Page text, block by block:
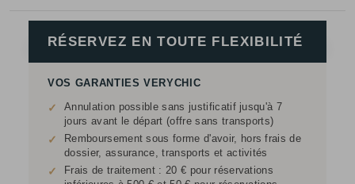
RÉSERVEZ EN TOUTE FLEXIBILITÉ
VOS GARANTIES VERYCHIC
✓
Annulation possible sans justificatif jusqu'à 7
jours avant le départ (offre sans transports)
✓
Remboursement sous forme d'avoir, hors frais de
dossier, assurance, transports et activités
✓
Frais de traitement : 20 € pour réservations